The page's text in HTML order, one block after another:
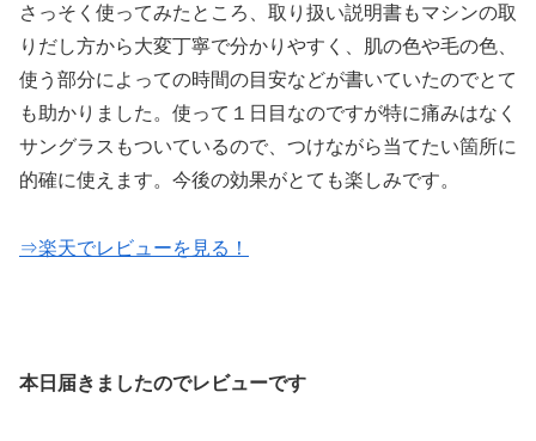
さっそく使ってみたところ、取り扱い説明書もマシンの取
りだし方から大変丁寧で分かりやすく、肌の色や毛の色、
使う部分によっての時間の目安などが書いていたのでとて
も助かりました。使って１日目なのですが特に痛みはなく
サングラスもついているので、つけながら当てたい箇所に
的確に使えます。今後の効果がとても楽しみです。
⇒楽天でレビューを見る！
本日届きましたのでレビューです